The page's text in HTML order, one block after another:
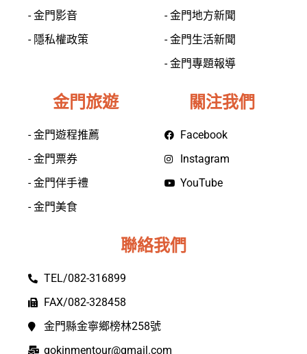
- 金門影音
- 隱私權政策
- 金門地方新聞
- 金門生活新聞
- 金門專題報導
金門旅遊
- 金門遊程推薦
- 金門票券
- 金門伴手禮
- 金門美食
關注我們
Facebook
Instagram
YouTube
聯絡我們
TEL/082-316899
FAX/082-328458
金門縣金寧鄉榜林258號
gokinmentour@gmail.com